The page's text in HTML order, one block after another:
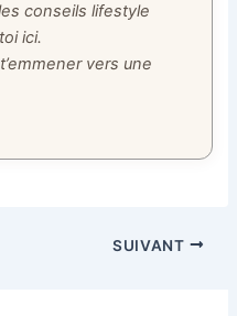
conseils lifestyle
ici.
vers une
SUIVANT